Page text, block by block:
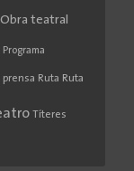
Obra teatral
Programa
prensa Ruta Ruta
Títeres